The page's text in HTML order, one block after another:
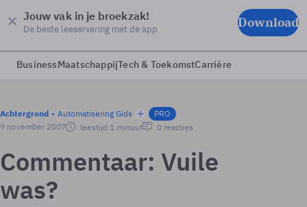
Jouw vak in je broekzak!
De beste leeservaring met de app Download
BusinessMaatschappijTech & ToekomstCarrière
Achtergrond Automatisering Gids
PRO
9 november 2007
leestijd 1 minuut 0 reacties
Commentaar: Vuile
was?